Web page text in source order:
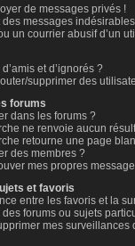
de messages privés !
messages
un courrier abusif d’un
et d’ignorés ?
supprimer des
forums
dans les forums ?
ne renvoie aucun
retourne une page
des membres ?
mes propres
et favoris
entre les favoris et la
forums ou sujets
mes surveillances